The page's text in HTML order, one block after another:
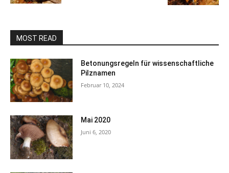
MOST READ
Betonungsregeln für wissenschaftliche
Pilznamen
Februar 10, 2024
Mai 2020
Juni 6, 2020